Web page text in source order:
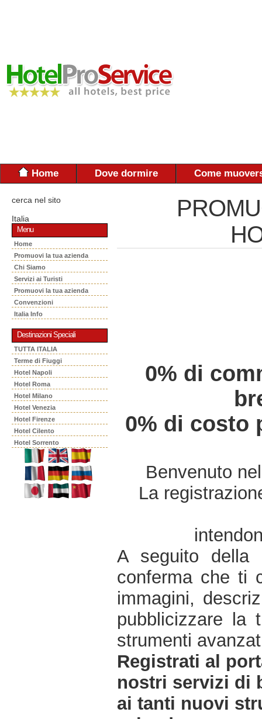
Home Dove dormire Come
cerca nel sito
Italia
Menu
Home
Promuovi la tua azienda
Chi Siamo
Servizi ai Turisti
Promuovi la tua azienda
Convenzioni
Italia Info
Destinazioni Speciali
TUTTA ITALIA
Terme di Fiuggi
Hotel Napoli
Hotel Roma
Hotel Milano
Hotel Venezia
Hotel Firenze
Hotel Cilento
Hotel Sorrento
0% di
0% di costo
Benvenuto
La
A seguito della
conferma che ti
immagini,
pubblicizzare la
strumenti
Registrati al
nostri servizi di
ai tanti nuovi